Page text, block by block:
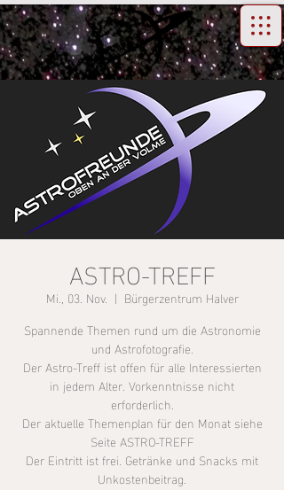
ASTRO-TREFF
Mi., 03. Nov.
  |
Bürgerzentrum Halver
Spannende Themen rund um die Astronomie
und Astrofotografie.
Der Astro-Treff ist offen für alle Interessierten
in jedem Alter. Vorkenntnisse nicht
erforderlich.
Der aktuelle Themenplan für den Monat siehe
Seite ASTRO-TREFF
Der Eintritt ist frei. Getränke und Snacks mit
Unkostenbeitrag.